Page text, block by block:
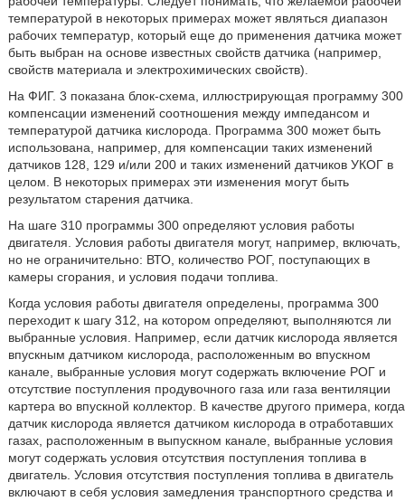
температурой в некоторых примерах может являться диапазон
рабочих температур, который еще до применения датчика может
быть выбран на основе известных свойств датчика (например,
свойств материала и электрохимических свойств).
На ФИГ. 3 показана блок-схема, иллюстрирующая программу 300
компенсации изменений соотношения между импедансом и
температурой датчика кислорода. Программа 300 может быть
использована, например, для компенсации таких изменений
датчиков 128, 129 и/или 200 и таких изменений датчиков УКОГ в
целом. В некоторых примерах эти изменения могут быть
результатом старения датчика.
На шаге 310 программы 300 определяют условия работы
двигателя. Условия работы двигателя могут, например, включать,
но не ограничительно: ВТО, количество РОГ, поступающих в
камеры сгорания, и условия подачи топлива.
Когда условия работы двигателя определены, программа 300
переходит к шагу 312, на котором определяют, выполняются ли
выбранные условия. Например, если датчик кислорода является
впускным датчиком кислорода, расположенным во впускном
канале, выбранные условия могут содержать включение РОГ и
отсутствие поступления продувочного газа или газа вентиляции
картера во впускной коллектор. В качестве другого примера, когда
датчик кислорода является датчиком кислорода в отработавших
газах, расположенным в выпускном канале, выбранные условия
могут содержать условия отсутствия поступления топлива в
двигатель. Условия отсутствия поступления топлива в двигатель
включают в себя условия замедления транспортного средства и